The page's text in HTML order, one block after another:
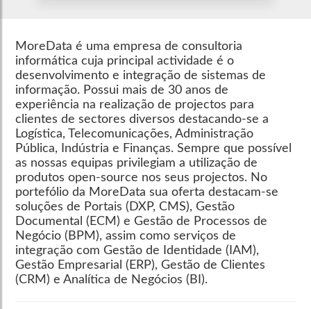
MoreData é uma empresa de consultoria
informática cuja principal actividade é o
desenvolvimento e integração de sistemas de
informação. Possui mais de 30 anos de
experiência na realização de projectos para
clientes de sectores diversos destacando-se a
Logística, Telecomunicações, Administração
Pública, Indústria e Finanças. Sempre que possível
as nossas equipas privilegiam a utilização de
produtos open-source nos seus projectos. No
portefólio da MoreData sua oferta destacam-se
soluções de Portais (DXP, CMS), Gestão
Documental (ECM) e Gestão de Processos de
Negócio (BPM), assim como serviços de
integração com Gestão de Identidade (IAM),
Gestão Empresarial (ERP), Gestão de Clientes
(CRM) e Analítica de Negócios (BI).